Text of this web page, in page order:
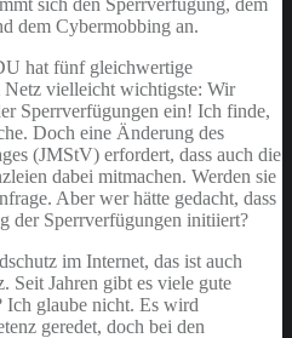
dem Cybermobbing an.
hat fünf gleichwertige
vielleicht wichtigste: Wir
Sperrverfügungen ein! Ich finde,
Doch eine Änderung des
(JMStV) erfordert, dass auch die
dabei mitmachen. Werden sie
Aber wer hätte gedacht, dass
der Sperrverfügungen initiiert?
im Internet, das ist auch
Seit Jahren gibt es viele gute
Ich glaube nicht. Es wird
geredet, doch bei den